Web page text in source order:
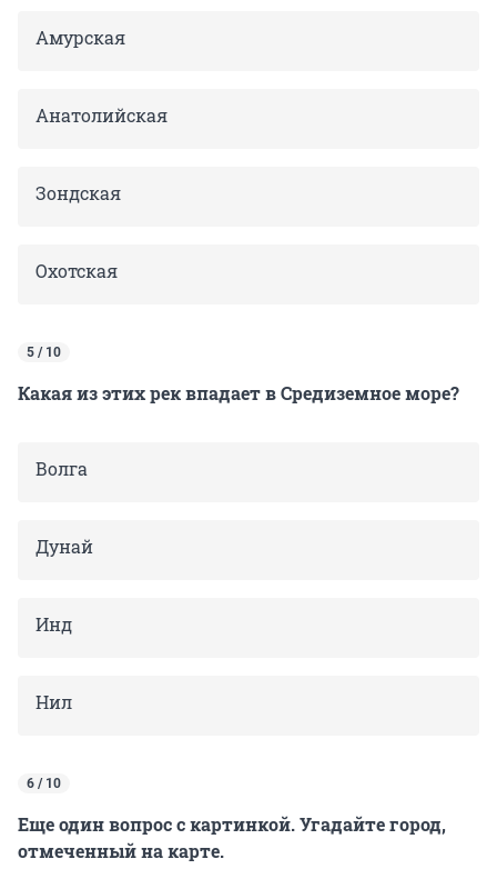
Амурская
Анатолийская
Зондская
Охотская
5 / 10
Какая из этих рек впадает в Средиземное море?
Волга
Дунай
Инд
Нил
6 / 10
Еще один вопрос с картинкой. Угадайте город,
отмеченный на карте.